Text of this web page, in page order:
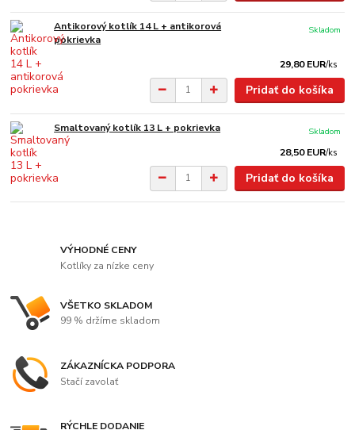
Antikorový kotlík 14 L + antikorová
pokrievka
29,80 EUR/ks
Skladom
Pridať do košíka
Smaltovaný kotlík 13 L + pokrievka
28,50 EUR/ks
Skladom
Pridať do košíka
VÝHODNÉ CENY
Kotlíky za nízke ceny
VŠETKO SKLADOM
99 % držíme skladom
ZÁKAZNÍCKA PODPORA
Stačí zavolať
RÝCHLE DODANIE